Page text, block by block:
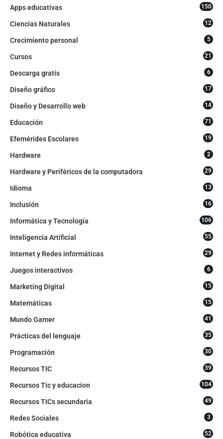
Apps educativas 150
Ciencias Naturales 12
Crecimiento personal 5
Cursos 21
Descarga gratis 6
Diseño gráfico 17
Diseño y Desarrollo web 14
Educación 71
Efemérides Escolares 19
Hardware 2
Hardware y Periféricos de la computadora 29
Idioma 13
Inclusión 16
Informática y Tecnología 106
Inteligencia Artificial 55
Internet y Redes informáticas 29
Juegos interactivos 6
Marketing Digital 15
Matemáticas 15
Mundo Gamer 41
Prácticas del lenguaje 35
Programación 30
Recursos TIC 39
Recursos Tic y educacion 104
Recursos TICs secundaria 49
Redes Sociales 3
Robótica educativa 52